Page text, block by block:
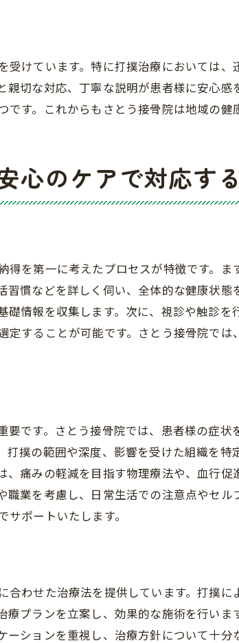
継続的なフォローアップとサポート
安心のケアを提供するさとう接骨院の打
患者に寄り添ったケア方針
他の医療機関との連携
患者の健康を守るための取り組み
経験豊富なスタッフの強み
治療実績と信頼の証
豊富な症例に基づいた治療法
受けています。特に打撲治療においては
親切な対応、丁寧な説明が患者様に安心
す。これからもさとう接骨院は地域の健
心のケアで対応す
得を第一に考えたプロセスが特徴です。
習慣などを詳しく伺い、全体的な健康状
情報を収集します。次に、視診や触診
定することが可能です。さとう接骨院で
です。さとう接骨院では、患者様の症
撲の範囲や深度、影響を受けた組織を
、痛みの軽減を目指す物理療法や、血行
職業を考慮し、日常生活での注意点やセ
ポートいたします。
合わせた治療法を提供しています。打撲
療プランを立案し、効果的な施術を行い
ションを重視し、治療方針について十